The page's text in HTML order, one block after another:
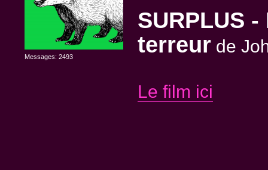
Messages: 2493
SURPLUS
terreurde
Le film ici